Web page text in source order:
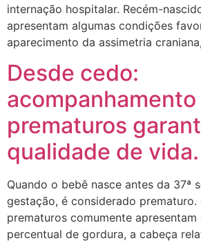
internação hospitalar. Recém-
apresentam algumas condições
aparecimento da assimetria
Desde cedo:
acompanhamento
prematuros
qualidade de vida.
Quando o bebê nasce antes da 37ª
gestação, é considerado prematuro.
prematuros comumente apresentam
percentual de gordura, a cabeça